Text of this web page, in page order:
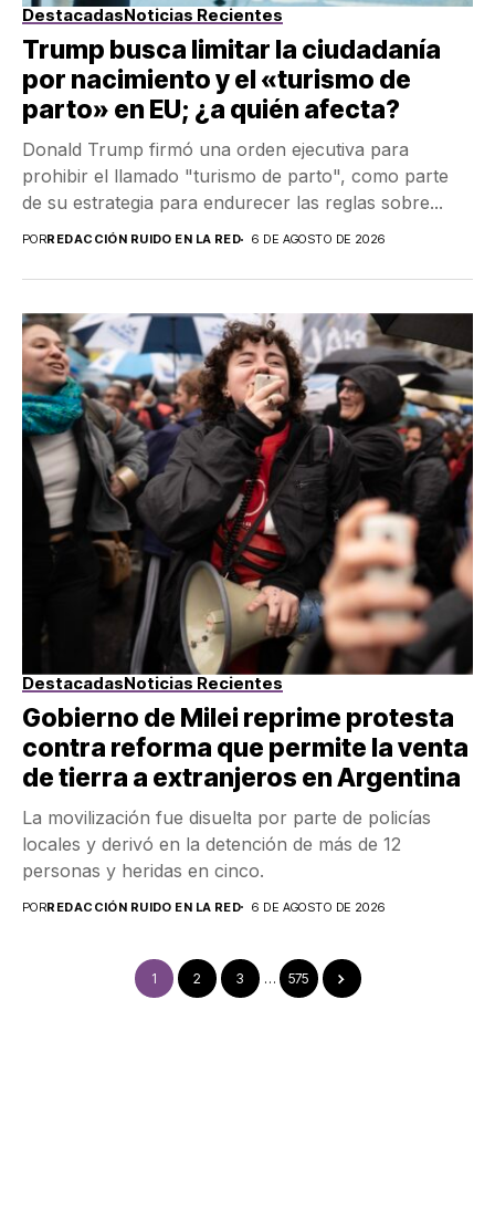
DestacadasNoticias Recientes
Trump busca limitar la ciudadanía
por nacimiento y el «turismo de
parto» en EU; ¿a quién afecta?
Donald Trump firmó una orden ejecutiva para
prohibir el llamado "turismo de parto", como parte
de su estrategia para endurecer las reglas sobre...
PORREDACCIÓN RUIDO EN LA RED 6 DE AGOSTO DE 2026
DestacadasNoticias Recientes
Gobierno de Milei reprime protesta
contra reforma que permite la venta
de tierra a extranjeros en Argentina
La movilización fue disuelta por parte de policías
locales y derivó en la detención de más de 12
personas y heridas en cinco.
PORREDACCIÓN RUIDO EN LA RED 6 DE AGOSTO DE 2026
1 2 3 … 575